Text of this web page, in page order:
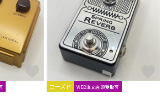
ユーズド WEB注文店頭受取可